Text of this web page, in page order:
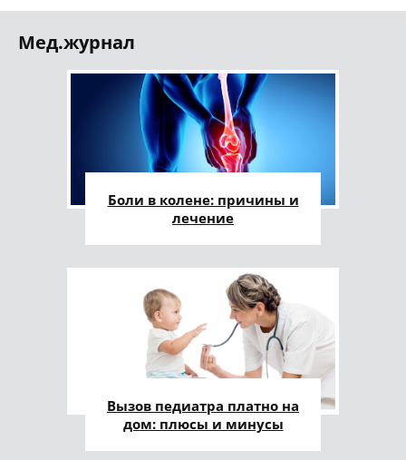
Мед.журнал
Боли в колене: причины и
лечение
Вызов педиатра платно на
дом: плюсы и минусы